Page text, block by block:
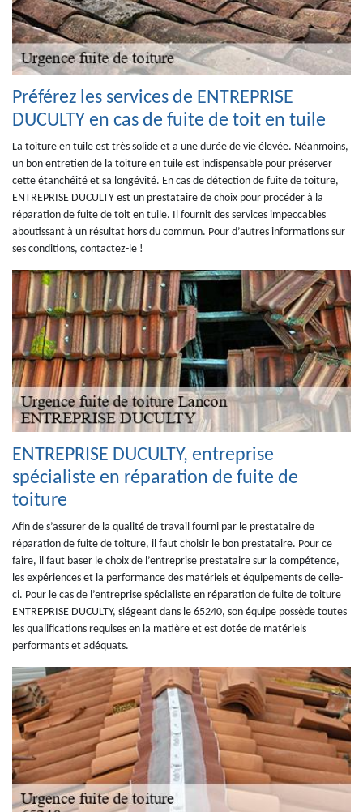
Préférez les services de ENTREPRISE
DUCULTY en cas de fuite de toit en tuile
La toiture en tuile est très solide et a une durée de vie élevée. Néanmoins,
un bon entretien de la toiture en tuile est indispensable pour préserver
cette étanchéité et sa longévité. En cas de détection de fuite de toiture,
ENTREPRISE DUCULTY est un prestataire de choix pour procéder à la
réparation de fuite de toit en tuile. Il fournit des services impeccables
aboutissant à un résultat hors du commun. Pour d’autres informations sur
ses conditions, contactez-le !
ENTREPRISE DUCULTY, entreprise
spécialiste en réparation de fuite de
toiture
Afin de s’assurer de la qualité de travail fourni par le prestataire de
réparation de fuite de toiture, il faut choisir le bon prestataire. Pour ce
faire, il faut baser le choix de l’entreprise prestataire sur la compétence,
les expériences et la performance des matériels et équipements de celle-
ci. Pour le cas de l’entreprise spécialiste en réparation de fuite de toiture
ENTREPRISE DUCULTY, siégeant dans le 65240, son équipe possède toutes
les qualifications requises en la matière et est dotée de matériels
performants et adéquats.